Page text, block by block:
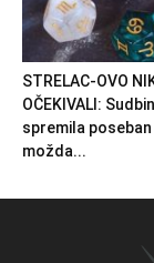
STRELAC-OVO
OČEKIVALI:
spremila
možda...